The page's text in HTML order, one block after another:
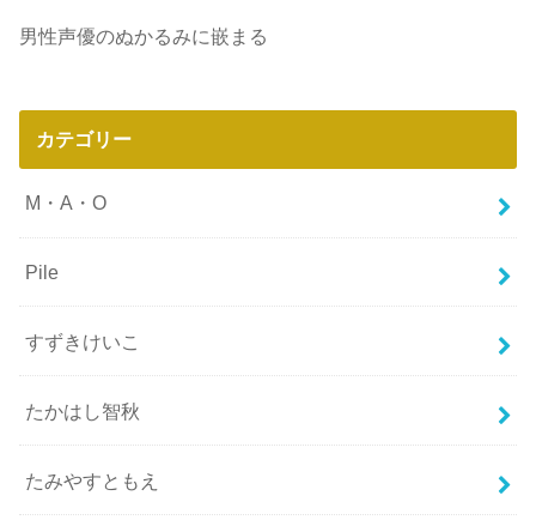
男性声優のぬかるみに嵌まる
カテゴリー
M・A・O
Pile
すずきけいこ
たかはし智秋
たみやすともえ